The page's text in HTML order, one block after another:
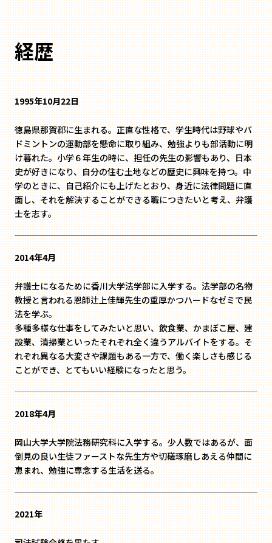
経歴
1995年10月22日
徳島県那賀郡に生まれる。正直な性格で、学生時代は野球やバ
ドミントンの運動部を懸命に取り組み、勉強よりも部活動に明
け暮れた。小学６年生の時に、担任の先生の影響もあり、日本
史が好きになり、自分の住む土地などの歴史に興味を持つ。中
学のときに、自己紹介にも上げたとおり、身近に法律問題に直
面し、それを解決することができる職につきたいと考え、弁護
士を志す。
2014年4月
弁護士になるために香川大学法学部に入学する。法学部の名物
教授と言われる恩師辻上佳輝先生の重厚かつハードなゼミで民
法を学ぶ。
多種多様な仕事をしてみたいと思い、飲食業、かまぼこ屋、建
設業、清掃業といったそれぞれ全く違うアルバイトをする。そ
れぞれ異なる大変さや課題もある一方で、働く楽しさも感じる
ことができ、とてもいい経験になったと思う。
2018年4月
岡山大学大学院法務研究科に入学する。少人数ではあるが、面
倒見の良い生徒ファーストな先生方や切磋琢磨しあえる仲間に
恵まれ、勉強に専念する生活を送る。
2021年